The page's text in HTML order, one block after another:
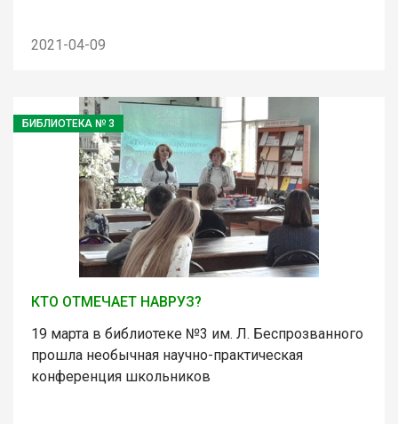
2021-04-09
БИБЛИОТЕКА № 3
КТО ОТМЕЧАЕТ НАВРУЗ?
19 марта в библиотеке №3 им. Л. Беспрозванного
прошла необычная научно-практическая
конференция школьников